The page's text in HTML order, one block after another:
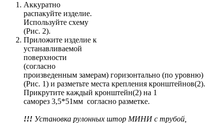
Аккуратно
распакуйте изделие.
Используйте схему
(Рис. 2).
Приложите изделие к
устанавливаемой
поверхности
(согласно
произведенным замерам) горизонтально (по уровню)
(Рис. 1) и разметьте места крепления кронштейнов(2).
Прикрутите каждый кронштейн(2) на 1
саморез 3,5*51мм согласно разметке.
!!! Установка рулонных штор МИНИ с трубой,